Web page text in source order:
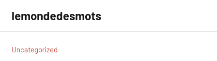
contenu
lemondedesmots
Uncategorized